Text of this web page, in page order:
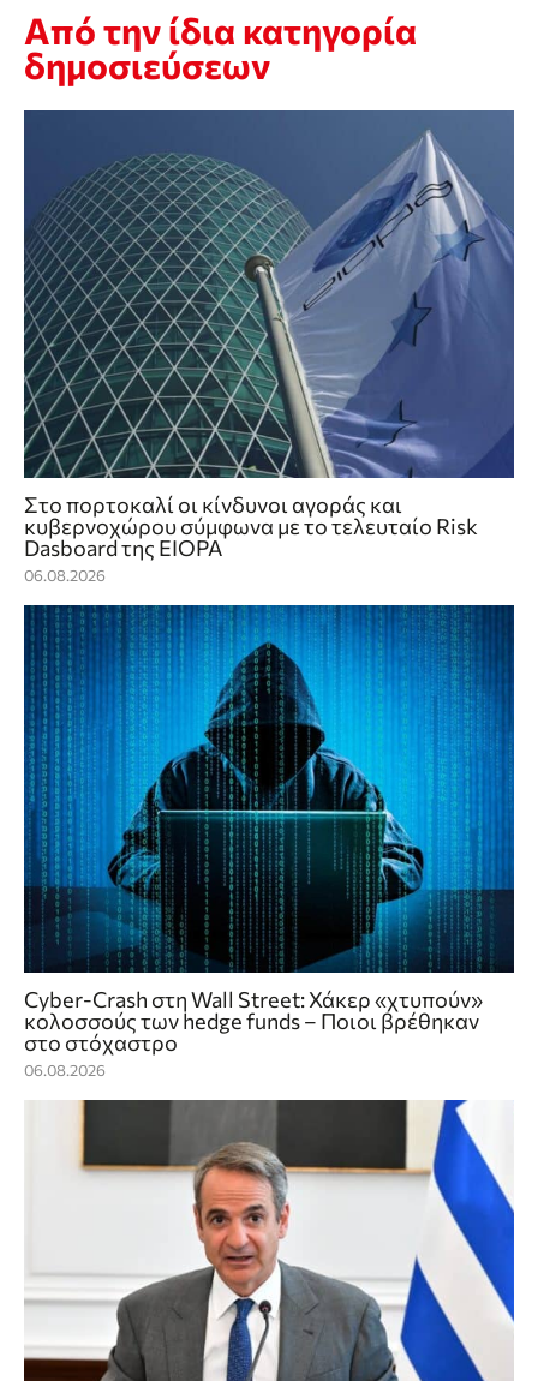
Από την ίδια κατηγορία
δημοσιεύσεων
Στο πορτοκαλί οι κίνδυνοι αγοράς και
κυβερνοχώρου σύμφωνα με το τελευταίο Risk
Dasboard της EIOPA
06.08.2026
Cyber-Crash στη Wall Street: Χάκερ «χτυπούν»
κολοσσούς των hedge funds – Ποιοι βρέθηκαν
στο στόχαστρο
06.08.2026